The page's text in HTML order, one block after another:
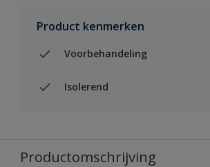
Product kenmerken
Voorbehandeling
Isolerend
Productomschrijving